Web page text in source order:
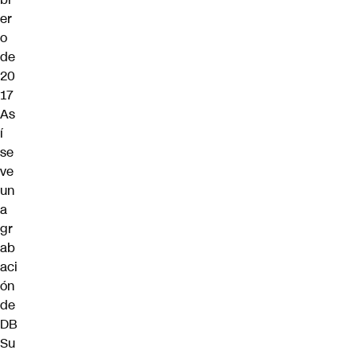
er
o
de
20
17
As
í
se
ve
un
a
gr
ab
aci
ón
de
DB
Su